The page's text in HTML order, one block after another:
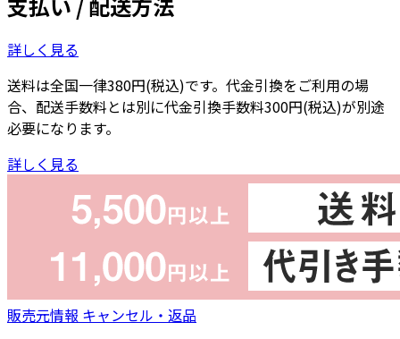
詳しく見る
送料は全国一律380円(税込)です。代金引換をご利用の場
合、配送手数料とは別に代金引換手数料300円(税込)が別途
必要になります。
詳しく見る
販売元情報 キャンセル・返品